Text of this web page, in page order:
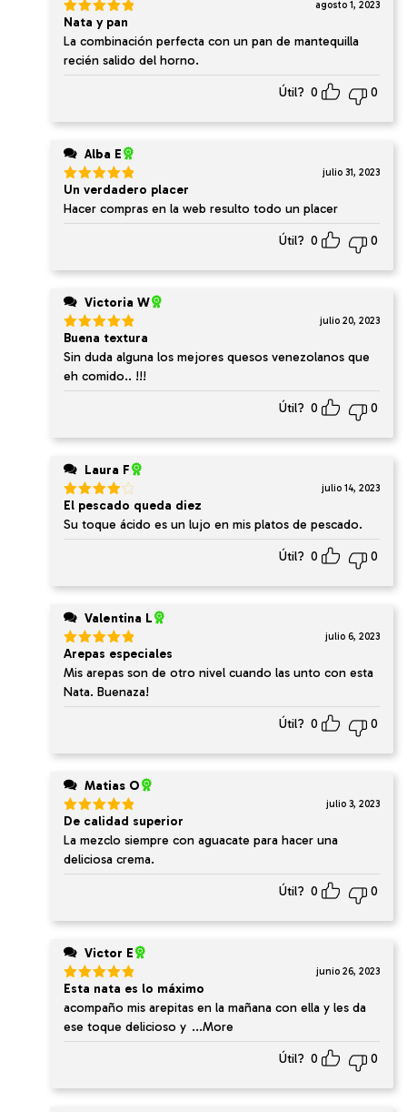
Valorado
en5de 5
agosto 1, 2023
Nata y pan
La combinación perfecta con un pan de mantequilla
recién salido del horno.
Útil? 0 0
Alba E
Valorado
en 5de 5
julio 31, 2023
Un verdadero placer
Hacer compras en la web resulto todo un placer
Útil? 0 0
Victoria W
Valorado
en 5de 5
julio 20, 2023
Buena textura
Sin duda alguna los mejores quesos venezolanos que
eh comido.. !!!
Útil? 0 0
Laura F
Valorado
en4de
5
julio 14, 2023
El pescado queda diez
Su toque ácido es un lujo en mis platos de pescado.
Útil? 0 0
Valentina L
Valorado
en 5de 5
julio 6, 2023
Arepas especiales
Mis arepas son de otro nivel cuando las unto con esta
Nata. Buenaza!
Útil? 0 0
Matias O
Valorado
en5 de 5
julio 3, 2023
De calidad superior
La mezclo siempre con aguacate para hacer una
deliciosa crema.
Útil? 0 0
Victor E
Valorado
en5de 5
junio 26, 2023
Esta nata es lo máximo
acompaño mis arepitas en la mañana con ella y les da
ese toque delicioso y ...More
Útil? 0 0